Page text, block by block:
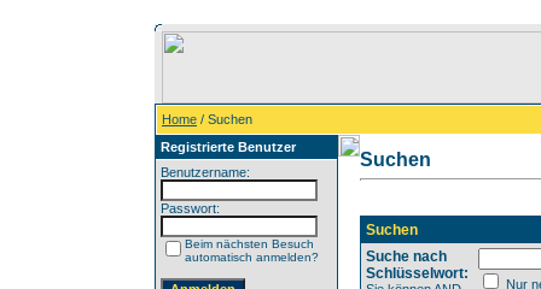
Home / Suchen
Registrierte Benutzer
Benutzername:
Passwort:
Beim nächsten Besuch
automatisch anmelden?
Suchen
Suchen
Suche nach
Schlüsselwort:
Nur